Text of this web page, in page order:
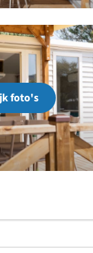
foto's